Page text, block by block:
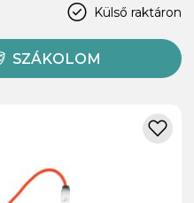
Külső raktáron
SZÁKOLOM